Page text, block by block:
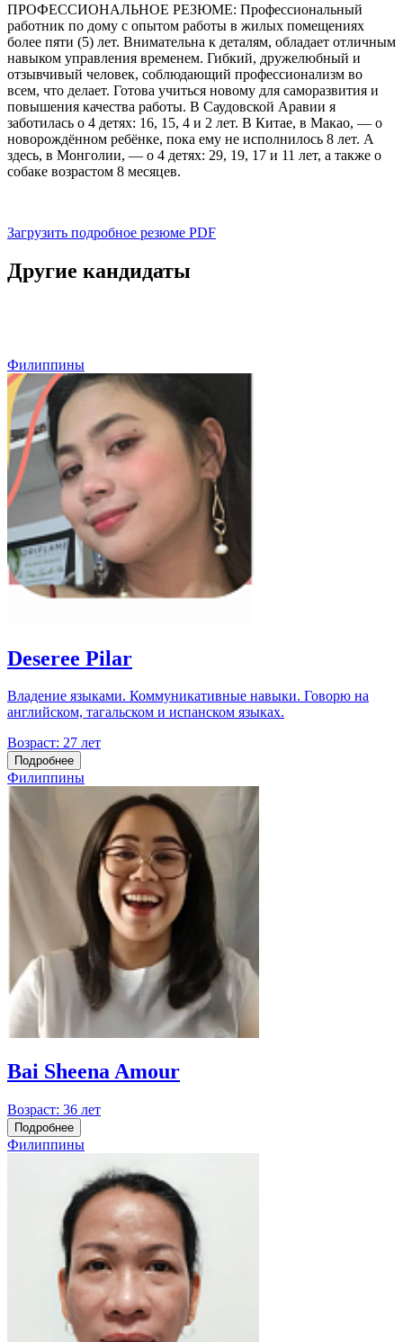
ПРОФЕССИОНАЛЬНОЕ РЕЗЮМЕ: Профессиональный
работник по дому с опытом работы в жилых помещениях
более пяти (5) лет. Внимательна к деталям, обладает отличным
навыком управления временем. Гибкий, дружелюбный и
отзывчивый человек, соблюдающий профессионализм во
всем, что делает. Готова учиться новому для саморазвития и
повышения качества работы. В Саудовской Аравии я
заботилась о 4 детях: 16, 15, 4 и 2 лет. В Китае, в Макао, — о
новорождённом ребёнке, пока ему не исполнилось 8 лет. А
здесь, в Монголии, — о 4 детях: 29, 19, 17 и 11 лет, а также о
собаке возрастом 8 месяцев.
Загрузить подробное резюме PDF
Другие кандидаты
Филиппины
Deseree Pilar
Владение языками. Коммуникативные навыки. Говорю на
английском, тагальском и испанском языках.
Возраст: 27 лет
Подробнее
Филиппины
Bai Sheena Amour
Возраст: 36 лет
Подробнее
Филиппины